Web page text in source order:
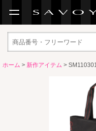
ホーム > 新作アイテム > SM110301